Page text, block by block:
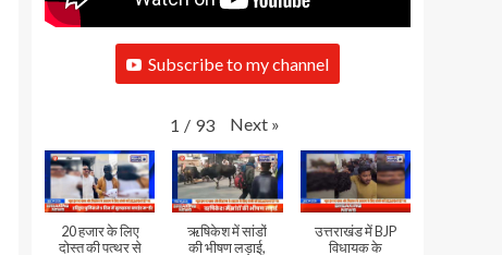
Subscribe to my channel
1 / 93 Next »
20 हजार के लिए
दोस्त की पत्थर से
ऋषिकेश में सांडों
की भीषण लड़ाई,
उत्तराखंड में BJP
विधायक के